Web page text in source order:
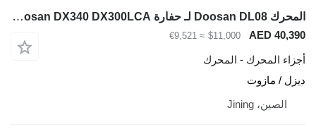
المحرك Doosan DL08 لـ حفارة Doosan DX340 DX300LCA
AED 40,390
$11,000
≈ €9,521
أجزاء المحرك - المحرك
ديزل / مازوت
الصين، Jining